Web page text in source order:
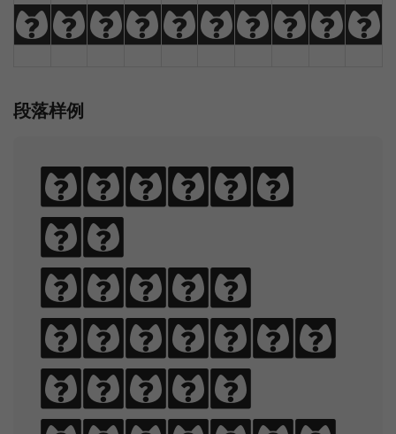
:;"'<>,./\
段落样例
Sphinx
of
black
quartz,
judge